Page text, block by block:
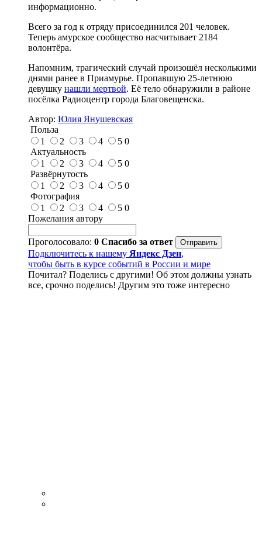
информационно.
Всего за год к отряду присоединился 201 человек.
Теперь амурское сообщество насчитывает 2184
волонтёра.
Напомним, трагический случай произошёл несколькими
днями ранее в Приамурье. Пропавшую 25-летнюю
девушку нашли мертвой. Её тело обнаружили в районе
посёлка Радиоцентр города Благовещенска.
Автор: Юлия Янушевская
Польза
1
2 3 4 5 0
Актуальность
1
2 3 4 5 0
Развёрнутость
1
2 3 4 5 0
Фотография
1
2 3 4 5 0
Пожелания автору
Проголосовало: 0 Спасибо за ответ
Подключитесь к нашему Яндекс Дзен,
чтобы быть в курсе событий в России и мире
Почитал? Поделись с другими! Об этом должны узнать
все, срочно поделись! Другим это тоже интересно